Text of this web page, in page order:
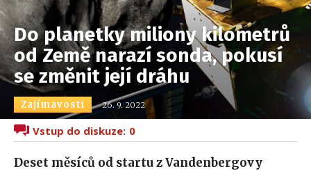
Do planetky miliony kilometrů
od Země narazí sonda, pokusí
se změnit její dráhu
Zajímavosti 26. 9. 2022
Vstup do diskuze: 0
Deset měsíců od startu z Vandenbergovy